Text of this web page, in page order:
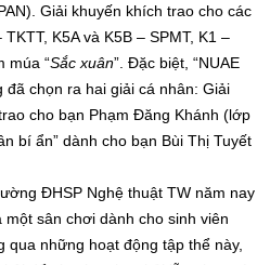
Giải khuyến khích trao cho các
K5A và K5B – SPMT, K1 –
múa “Sắc xuân”. Đặc biệt, “NUAE
đã chọn ra hai giải cá nhân: Giải
cho bạn Phạm Đăng Khánh (lớp
bí ẩn” dành cho bạn Bùi Thị Tuyết
ĐHSP Nghệ thuật TW năm nay
sân chơi dành cho sinh viên
qua những hoạt động tập thể này,